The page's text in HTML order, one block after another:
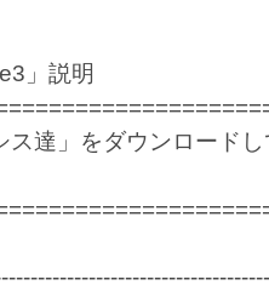
」説明
ス達」をダウンロード